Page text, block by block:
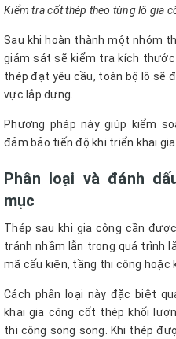
Kiểm tra cốt thép theo từng lô gia
Sau khi hoàn thành một nhóm
giám sát sẽ kiểm tra kích
thép đạt yêu cầu, toàn bộ lô sẽ
vực lắp dựng.
Phương pháp này giúp kiểm
đảm bảo tiến độ khi triển khai
Phân loại và đánh
mục
Thép sau khi gia công cần
tránh nhầm lẫn trong quá trình
mã cấu kiện, tầng thi công hoặc
Cách phân loại này đặc biệt
khai gia công cốt thép khối
thi công song song. Khi thép